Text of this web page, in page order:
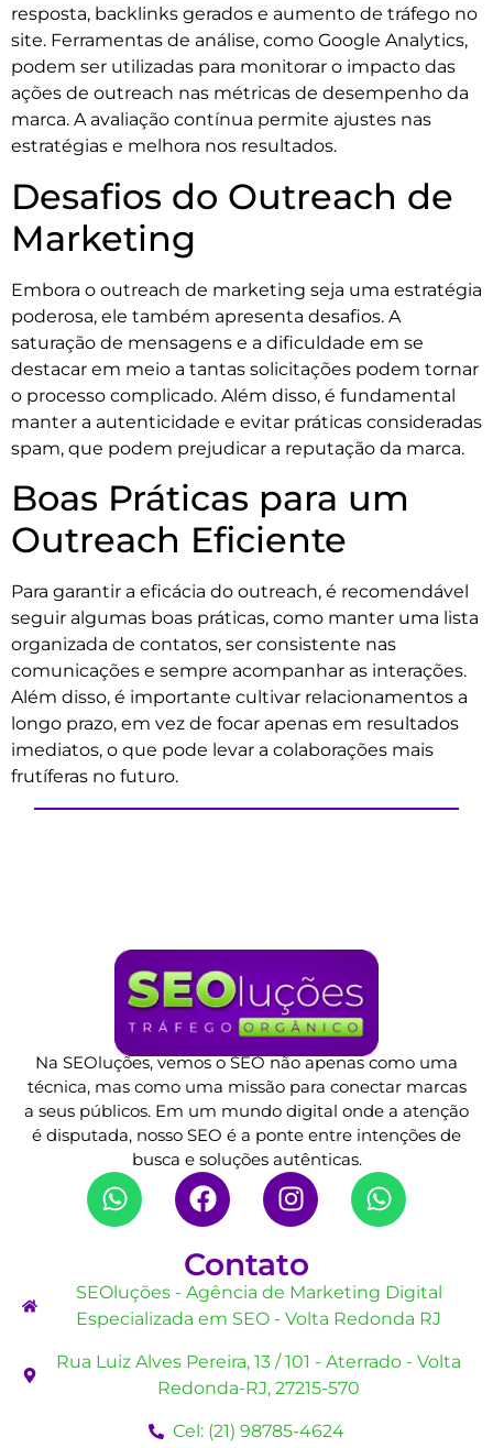
resposta, backlinks gerados e aumento de tráfego no
site. Ferramentas de análise, como Google Analytics,
podem ser utilizadas para monitorar o impacto das
ações de outreach nas métricas de desempenho da
marca. A avaliação contínua permite ajustes nas
estratégias e melhora nos resultados.
Desafios do Outreach de
Marketing
Embora o outreach de marketing seja uma estratégia
poderosa, ele também apresenta desafios. A
saturação de mensagens e a dificuldade em se
destacar em meio a tantas solicitações podem tornar
o processo complicado. Além disso, é fundamental
manter a autenticidade e evitar práticas consideradas
spam, que podem prejudicar a reputação da marca.
Boas Práticas para um
Outreach Eficiente
Para garantir a eficácia do outreach, é recomendável
seguir algumas boas práticas, como manter uma lista
organizada de contatos, ser consistente nas
comunicações e sempre acompanhar as interações.
Além disso, é importante cultivar relacionamentos a
longo prazo, em vez de focar apenas em resultados
imediatos, o que pode levar a colaborações mais
frutíferas no futuro.
Na SEOluções, vemos o SEO não apenas como uma
técnica, mas como uma missão para conectar marcas
a seus públicos. Em um mundo digital onde a atenção
é disputada, nosso SEO é a ponte entre intenções de
busca e soluções autênticas.
Contato
SEOluções - Agência de Marketing Digital
Especializada em SEO - Volta Redonda RJ
Rua Luiz Alves Pereira, 13 / 101 - Aterrado - Volta
Redonda-RJ, 27215-570
Cel: (21) 98785-4624